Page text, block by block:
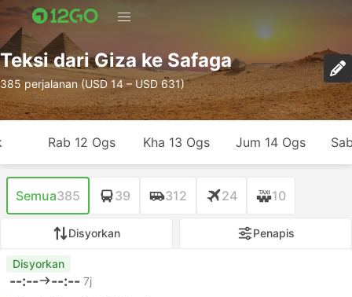
Teksi dari Giza ke Safaga
385 perjalanan (USD 14 – USD 631)
Rab 12 Ogs Kha 13 Ogs Jum 14 Ogs
Semua385 39 312 24 10
Disyorkan Penapis
Disyorkan
--:-- --:-- 7j